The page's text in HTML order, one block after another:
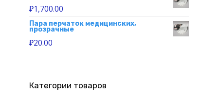
₽1,700.00
Пара перчаток медицинских,
прозрачные
₽20.00
Категории товаров